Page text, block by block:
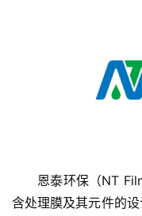
恩泰环保（NT
含处理膜及其元件的设